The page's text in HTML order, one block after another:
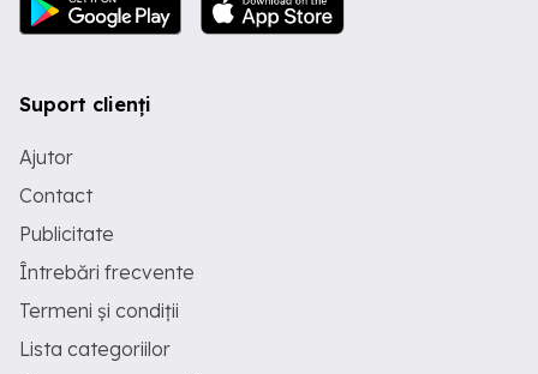
Suport clienți
Ajutor
Contact
Publicitate
Întrebări frecvente
Termeni și condiții
Lista categoriilor